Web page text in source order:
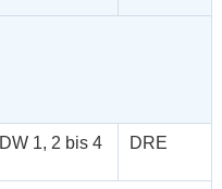
1, 2 bis 4
DRE